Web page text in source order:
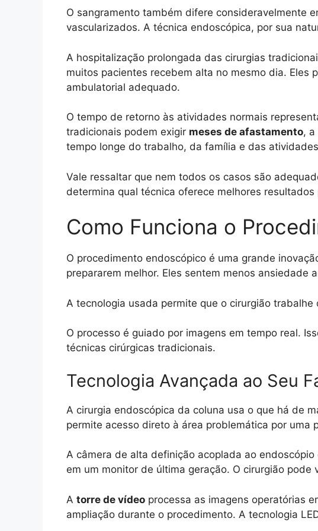
O sangramento também difere consideravelmente
vascularizados. A técnica endoscópica, por sua
A hospitalização prolongada das cirurgias
muitos pacientes recebem alta no mesmo dia. Eles
ambulatorial adequado.
O tempo de retorno às atividades normais
tradicionais podem exigir meses de afastamento, a
tempo longe do trabalho, da família e das
Vale ressaltar que nem todos os casos são
determina qual técnica oferece melhores
Como Funciona o
O procedimento endoscópico é uma grande
prepararem melhor. Eles sentem menos ansiedade
A tecnologia usada permite que o cirurgião trabalhe
O processo é guiado por imagens em tempo real.
técnicas cirúrgicas tradicionais.
Tecnologia Avançada ao Seu
A cirurgia endoscópica da coluna usa o que há de
permite acesso direto à área problemática por uma
A câmera de alta definição acoplada ao
em um monitor de última geração. O cirurgião pode
A torre de vídeo processa as imagens operatórias
ampliação durante o procedimento. A tecnologia